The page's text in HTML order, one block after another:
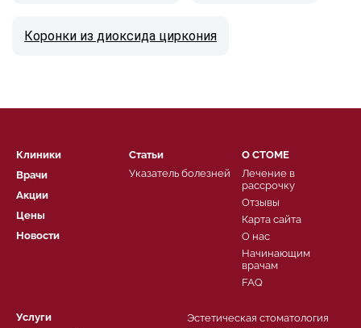
Коронки из диоксида циркония
Клиники
Врачи
Акции
Цены
Новости
Услуги
Эстетическая стоматология
О СТОМЕ
Лечение в
рассрочку
Отзывы
Карта сайта
О нас
Начинающим
врачам
FAQ
Статьи
Указатель болезней